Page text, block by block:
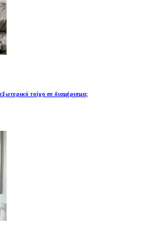
τοίχο σε διαμέρισμα;